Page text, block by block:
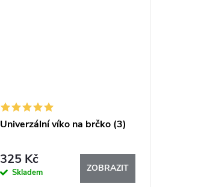
Univerzální víko na brčko (3)
325 Kč
Skladem ZOBRAZIT